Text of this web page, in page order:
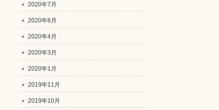
2020年7月
2020年6月
2020年4月
2020年3月
2020年1月
2019年11月
2019年10月